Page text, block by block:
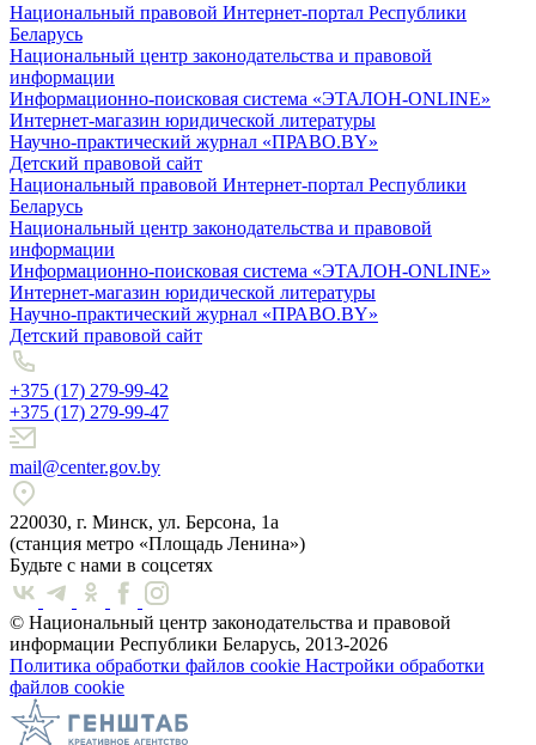
Национальный правовой Интернет-портал Республики
Беларусь
Национальный центр законодательства и правовой
информации
Информационно-поисковая система «ЭТАЛОН-ONLINE»
Интернет-магазин юридической литературы
Научно-практический журнал «ПРАВО.BY»
Детский правовой сайт
Национальный правовой Интернет-портал Республики
Беларусь
Национальный центр законодательства и правовой
информации
Информационно-поисковая система «ЭТАЛОН-ONLINE»
Интернет-магазин юридической литературы
Научно-практический журнал «ПРАВО.BY»
Детский правовой сайт
+375 (17) 279-99-42
+375 (17) 279-99-47
mail@center.gov.by
220030, г. Минск, ул. Берсона, 1а
(станция метро «Площадь Ленина»)
Будьте с нами в соцсетях
© Национальный центр законодательства и правовой
информации Республики Беларусь, 2013-2026
Политика обработки файлов cookie Настройки обработки
файлов cookie